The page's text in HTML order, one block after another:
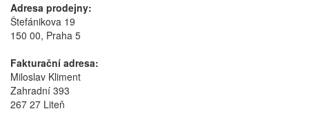
Adresa prodejny:
Štefánikova 19
150 00, Praha 5
Fakturační adresa:
Miloslav Kliment
Zahradní 393
267 27 Liteň